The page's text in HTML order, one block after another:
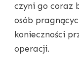
czyni go coraz
osób
konieczności
operacji.